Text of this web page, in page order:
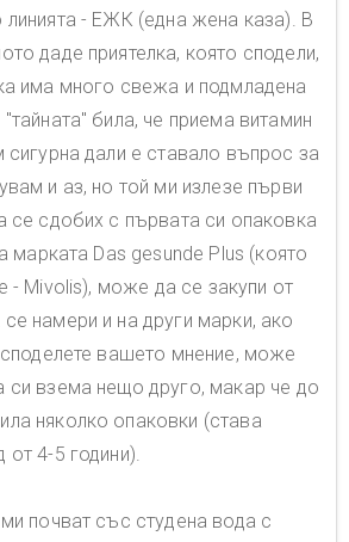
линията - ЕЖК (една жена каза). В
даде приятелка, която сподели,
има много свежа и подмладена
била, че приема витамин
сигурна дали е ставало въпрос за
и аз, но той ми излезе първи
се сдобих с първата си опаковка
марката Das gesunde Plus (която
- Mivolis), може да се закупи от
намери и на други марки, ако
споделете вашето мнение, може
си взема нещо друго, макар че до
няколко опаковки (става
от 4-5 години).
ми почват със студена вода с